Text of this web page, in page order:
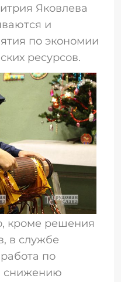
Яковлева
и
по экономии
ресурсов.
кроме решения
в службе
по
снижению